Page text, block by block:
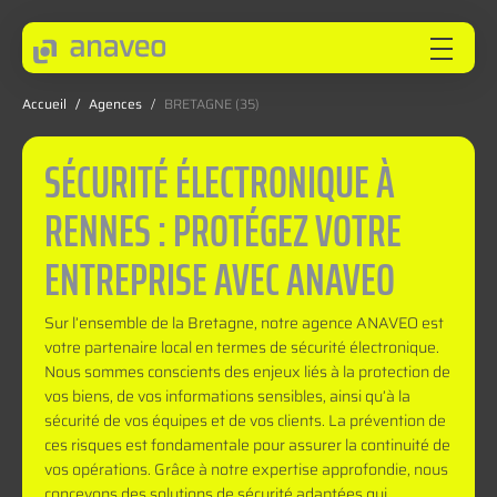
ANAVEO
EXPERTISES
SECTEURS
INNOVEO
NOS INNOVATIONS
Accueil / Agences / BRETAGNE (35)
SÉCURITÉ ÉLECTRONIQUE À
RENNES : PROTÉGEZ VOTRE
ENTREPRISE AVEC ANAVEO
Sur l’ensemble de la Bretagne, notre agence ANAVEO est
votre partenaire local en termes de sécurité électronique.
Nous sommes conscients des enjeux liés à la protection de
vos biens, de vos informations sensibles, ainsi qu’à la
sécurité de vos équipes et de vos clients. La prévention de
ces risques est fondamentale pour assurer la continuité de
vos opérations. Grâce à notre expertise approfondie, nous